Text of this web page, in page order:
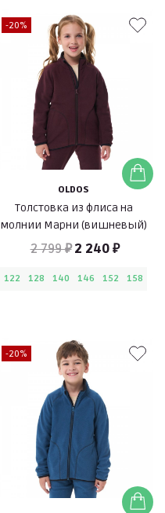
-20%
OLDOS
Толстовка из флиса на
молнии Марни (вишневый)
2 799 ₽ 2 240 ₽
122 128 140 146 152 158
-20%